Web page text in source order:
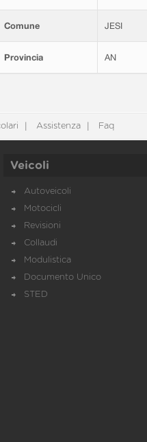
Comune JESI
Provincia AN
Assistenza Faq
Veicoli
Autoveicoli
Motocicli
Revisioni
Collaudi
Modulistica
Documento Unico
STED